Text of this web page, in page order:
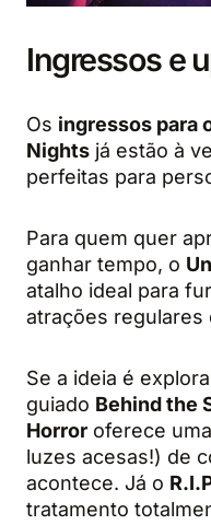
Ingressos e
Os ingressos para
Nights já estão à
perfeitas para
Para quem quer
ganhar tempo, o
atalho ideal para
atrações regulares
Se a ideia é
guiado Behind the
Horror oferece
luzes acesas!) de
acontece. Já o
tratamento